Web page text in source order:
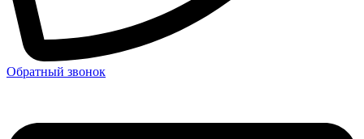
Обратный звонок